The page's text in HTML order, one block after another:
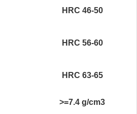
HRC 46-50
HRC 56-60
HRC 63-65
>=7.4 g/cm3